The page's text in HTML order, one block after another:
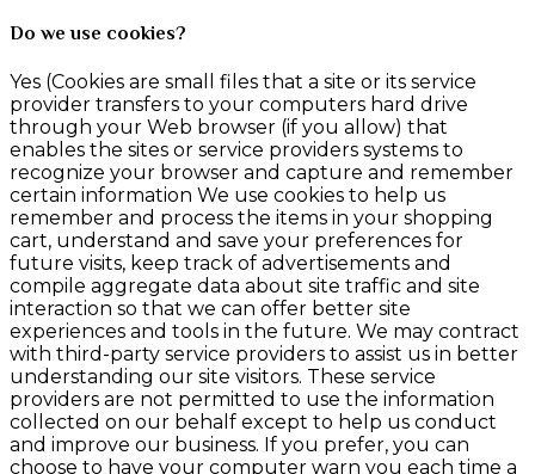
Do we use cookies?
Yes (Cookies are small files that a site or its service
provider transfers to your computers hard drive
through your Web browser (if you allow) that
enables the sites or service providers systems to
recognize your browser and capture and remember
certain information We use cookies to help us
remember and process the items in your shopping
cart, understand and save your preferences for
future visits, keep track of advertisements and
compile aggregate data about site traffic and site
interaction so that we can offer better site
experiences and tools in the future. We may contract
with third-party service providers to assist us in better
understanding our site visitors. These service
providers are not permitted to use the information
collected on our behalf except to help us conduct
and improve our business. If you prefer, you can
choose to have your computer warn you each time a